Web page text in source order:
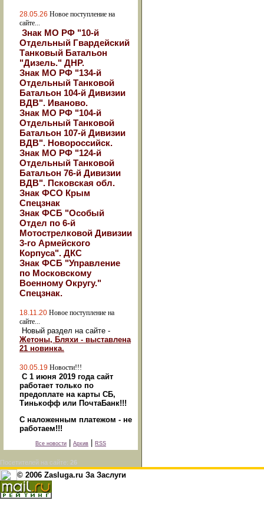
28.05.26 Новое поступление на
сайте...
Знак МО РФ "10-й
Отдельный Гвардейский
Танковый Батальон
"Дизель." ДНР.
Знак МО РФ "134-й
Отдельный Танковой
Батальон 104-й Дивизии
ВДВ". Иваново.
Знак МО РФ "104-й
Отдельный Танковой
Батальон 107-й Дивизии
ВДВ". Новороссийск.
Знак МО РФ "124-й
Отдельный Танковой
Батальон 76-й Дивизии
ВДВ". Псковская обл.
Знак ФСО Крым
Спецзнак
Знак ФСБ "Особый
Отдел по 6-й
Мотострелковой Дивизии
3-го Армейского
Корпуса". ДКС
Знак ФСБ "Управление
по Московскому
Военному Округу."
Спецзнак.
18.11.20 Новое поступление на
сайте...
Новый раздел на сайте -
Жетоны, Бляхи - выставлена
21 новинка.
30.05.19 Новости!!!
С 1 июня 2019 года сайт
работает только по
предоплате на карты СБ,
Тинькофф или ПочтаБанк!!!
С наложенным платежом - не
работаем!!!
Все новости Архив RSS
Посетителей на сайте: 26
© 2006 Zasluga.ru За Заслуги